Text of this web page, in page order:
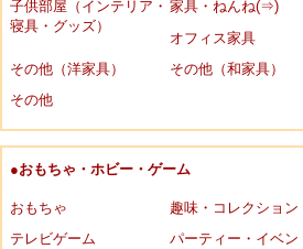
子供部屋（インテリア・
寝具・グッズ）
家具・ねんね(⇒)
オフィス家具
その他（洋家具）
その他（和家具）
その他
●おもちゃ・ホビー・ゲーム
おもちゃ
趣味・コレクション
テレビゲーム
パーティー・イベン